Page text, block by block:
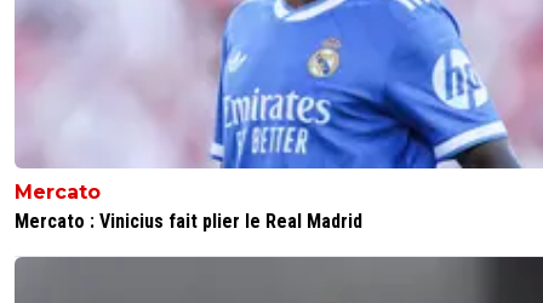
Mercato
Mercato : Vinicius fait plier le Real Madrid